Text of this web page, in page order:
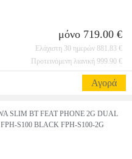
μόνο 719.00 €
Ελάχιστη 30 ημερών 881.83 €
Προτεινόμενη λιανική 999.90 €
Αγορά
SLIM BT FEAT PHONE 2G DUAL
S100 BLACK FPH-S100-2G